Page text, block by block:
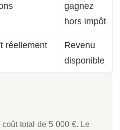
gagnez
hors impôt
réellement
Revenu
disponible
total de 5 000 €. Le